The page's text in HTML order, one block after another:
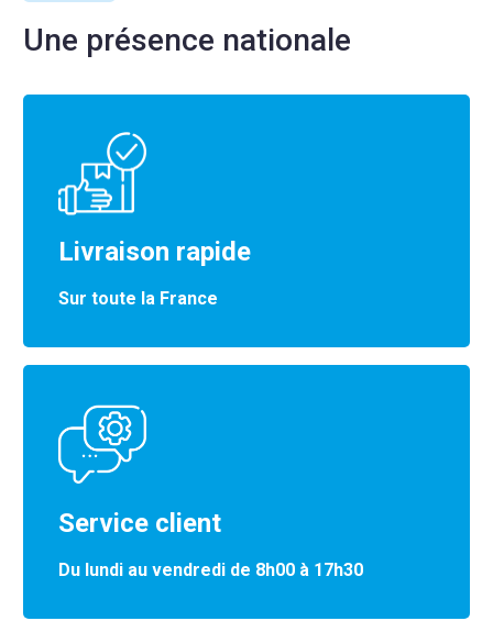
Une présence nationale
Livraison rapide
Sur toute la France
Service client
Du lundi au vendredi de 8h00 à 17h30